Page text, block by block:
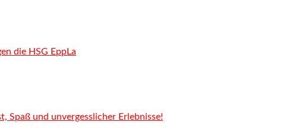
die HSG EppLa
Spaß und unvergesslicher Erlebnisse!